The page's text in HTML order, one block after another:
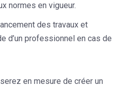
normes en vigueur.
des travaux et
d’un professionnel en cas de
en mesure de créer un